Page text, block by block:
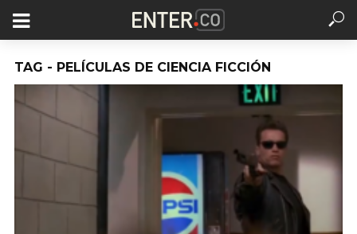
TAG - PELÍCULAS DE CIENCIA FICCIÓN